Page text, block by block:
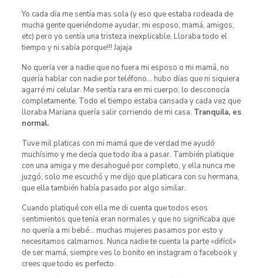
Yo cada día me sentía mas sola (y eso que estaba rodeada de
mucha gente queriéndome ayudar, mi esposo, mamá, amigos,
etc) pero yo sentía una tristeza inexplicable. Lloraba todo el
tiempo y ni sabía porque!!! Jajaja
No quería ver a nadie que no fuera mi esposo o mi mamá, no
quería hablar con nadie por teléfono… hubo días que ni siquiera
agarré mi celular. Me sentía rara en mi cuerpo, lo desconocía
completamente. Todo el tiempo estaba cansada y cada vez que
lloraba Mariana quería salir corriendo de mi casa. Tranquila, es
normal.
Tuve mil platicas con mi mamá que de verdad me ayudó
muchísimo y me decía que todo iba a pasar. También platique
con una amiga y me desahogué por completo, y ella nunca me
juzgó, solo me escuchó y me dijo que platicara con su hermana,
que ella también había pasado por algo similar.
Cuando platiqué con ella me di cuenta que todos esos
sentimientos que tenía eran normales y que no significaba que
no quería a mi bebé… muchas mujeres pasamos por esto y
necesitamos calmarnos. Nunca nadie te cuenta la parte «difícil»
de ser mamá, siempre ves lo bonito en instagram o facebook y
crees que todo es perfecto.